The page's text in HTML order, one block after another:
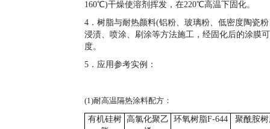
160℃)干燥使溶剂挥发，在220℃高温下固化。
4．树脂与耐热颜料(铝粉、玻璃粉、低密度陶瓷
浸渍、喷涂、刷涂等方法施工，经固化后的涂膜
度。
5．应用参考实例：
(1)耐高温隔热涂料配方：
有机硅树 高氯化聚乙 环氧树脂F-644 聚酰胺树